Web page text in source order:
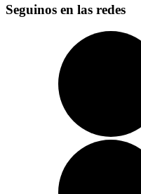
Seguinos en las redes